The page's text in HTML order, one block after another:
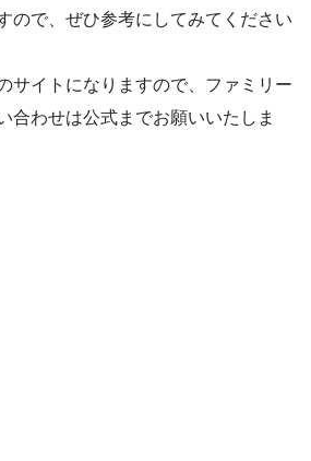
ので、ぜひ参考にしてみてください
サイトになりますので、ファミリー
合わせは公式までお願いいたしま